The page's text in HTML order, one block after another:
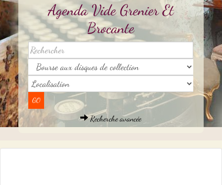
Agenda Vide Grenier Et
Brocante
Recherche avancée